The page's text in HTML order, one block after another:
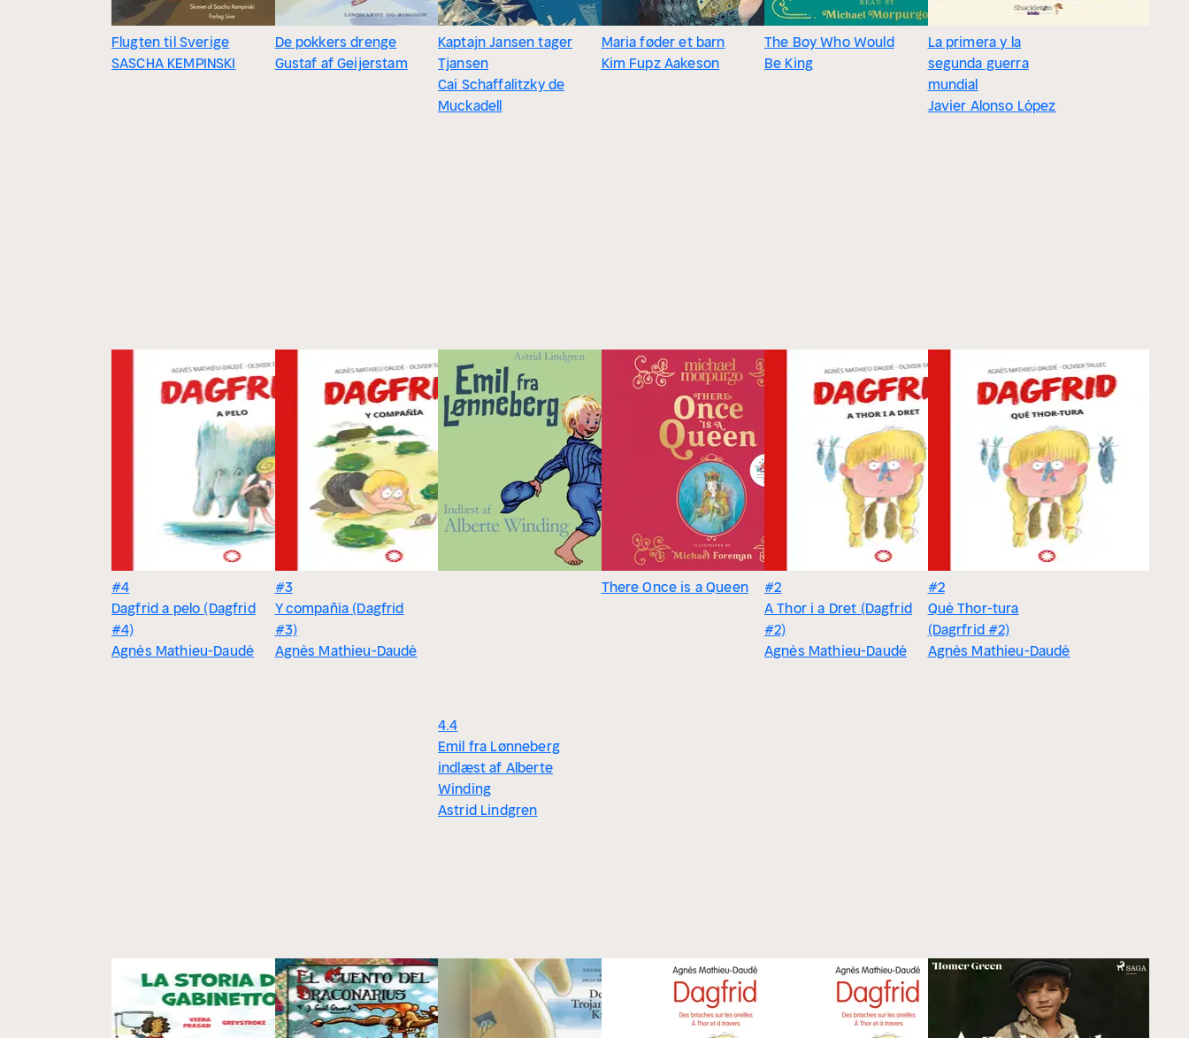
Flugten til Sverige
SASCHA KEMPINSKI
De pokkers drenge
Gustaf af Geijerstam
Kaptajn Jansen tager
Tjansen
Cai Schaffalitzky de
Muckadell
Maria føder et barn
Kim Fupz Aakeson
The Boy Who Would
Be King
La primera y la
segunda guerra
mundial
Javier Alonso López
#4
Dagfrid a pelo (Dagfrid
#4)
Agnès Mathieu-Daudé
#3
Y compañía (Dagfrid
#3)
Agnès Mathieu-Daudé
4.4
Emil fra Lønneberg
indlæst af Alberte
Winding
Astrid Lindgren
There Once is a Queen
#2
A Thor i a Dret (Dagfrid
#2)
Agnès Mathieu-Daudé
#2
Qué Thor-tura
(Dagrfrid #2)
Agnès Mathieu-Daudé